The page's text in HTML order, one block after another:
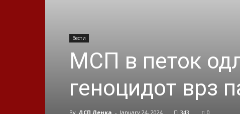
Вести
МСП в петок
геноцидот врз
By ДСП Ленка - January 24, 2024 343 0